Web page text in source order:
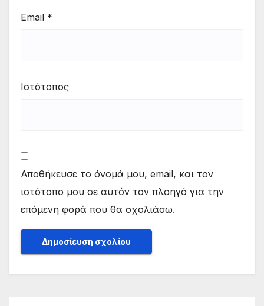
Email *
Ιστότοπος
Αποθήκευσε το όνομά μου, email, και τον
ιστότοπο μου σε αυτόν τον πλοηγό για την
επόμενη φορά που θα σχολιάσω.